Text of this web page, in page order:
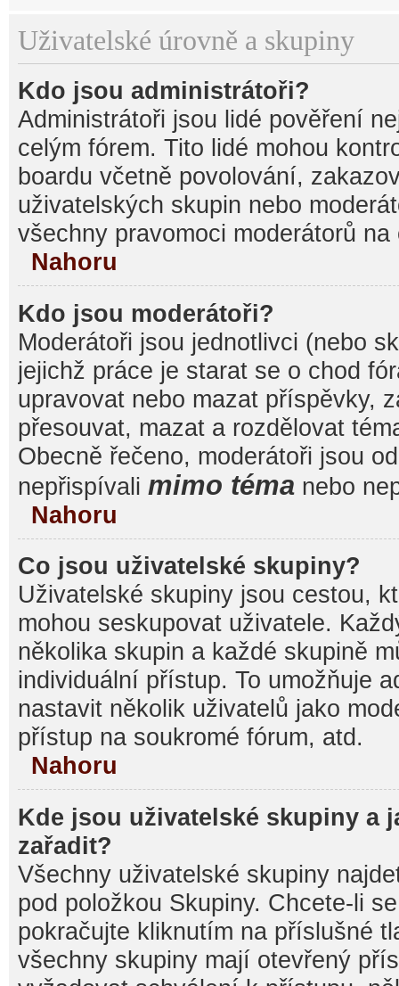
Uživatelské úrovně a skupiny
Kdo jsou administrátoři?
Administrátoři jsou lidé pověření
celým fórem. Tito lidé mohou
boardu včetně povolování,
uživatelských skupin nebo
všechny pravomoci moderátorů na
Nahoru
Kdo jsou moderátoři?
Moderátoři jsou jednotlivci (nebo
jejichž práce je starat se o chod
upravovat nebo mazat příspěvky,
přesouvat, mazat a rozdělovat
Obecně řečeno, moderátoři jsou
nepřispívali mimo téma nebo
Nahoru
Co jsou uživatelské skupiny?
Uživatelské skupiny jsou cestou,
mohou seskupovat uživatele.
několika skupin a každé skupině
individuální přístup. To umožňuje
nastavit několik uživatelů jako
přístup na soukromé fórum, atd.
Nahoru
Kde jsou uživatelské skupiny a
zařadit?
Všechny uživatelské skupiny
pod položkou Skupiny. Chcete-li
pokračujte kliknutím na příslušné
všechny skupiny mají otevřený